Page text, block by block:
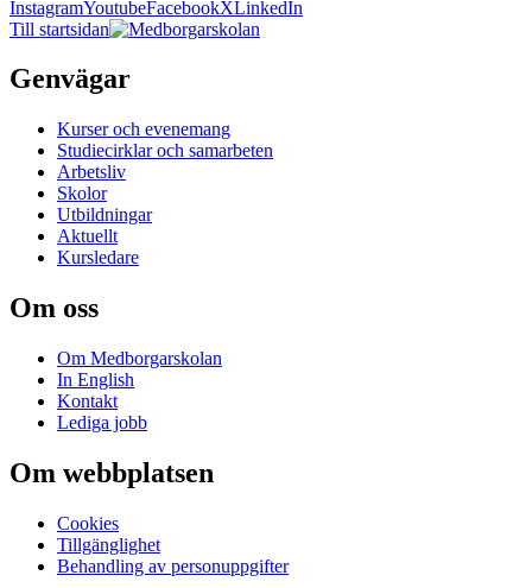
InstagramYoutubeFacebookXLinkedIn
Till startsidan
Genvägar
Kurser och evenemang
Studiecirklar och samarbeten
Arbetsliv
Skolor
Utbildningar
Aktuellt
Kursledare
Om oss
Om Medborgarskolan
In English
Kontakt
Lediga jobb
Om webbplatsen
Cookies
Tillgänglighet
Behandling av personuppgifter